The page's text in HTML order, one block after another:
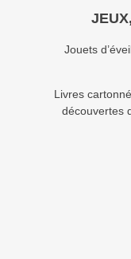
Jouets
Livres
découvertes